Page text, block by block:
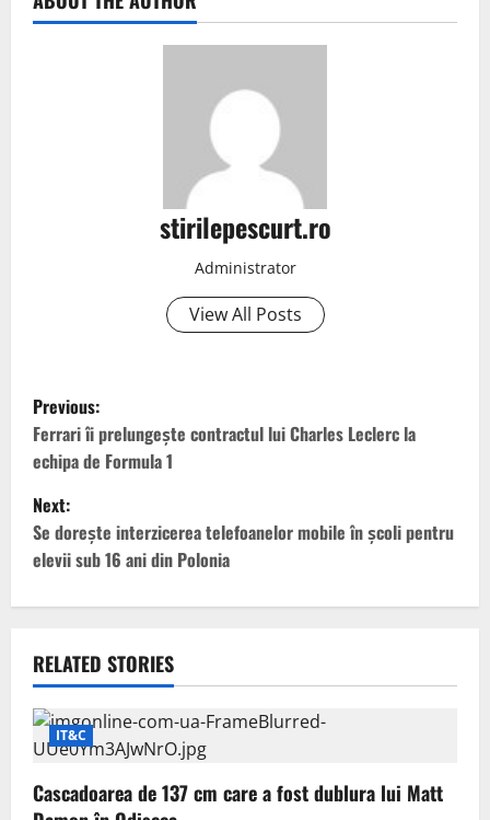
stirilepescurt.ro
Administrator
View All Posts
P
o
s
t
n
v
i
g
Previous:
Ferrari îi prelungește contractul lui Charles Leclerc la
echipa de Formula 1
Next:
Se dorește interzicerea telefoanelor mobile în școli pentru
elevii sub 16 ani din Polonia
RELATED STORIES
IT&C
Cascadoarea de 137 cm care a fost dublura lui Matt